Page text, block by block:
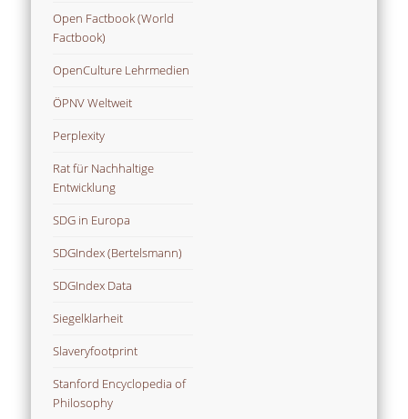
Open Factbook (World
Factbook)
OpenCulture Lehrmedien
ÖPNV Weltweit
Perplexity
Rat für Nachhaltige
Entwicklung
SDG in Europa
SDGIndex (Bertelsmann)
SDGIndex Data
Siegelklarheit
Slaveryfootprint
Stanford Encyclopedia of
Philosophy